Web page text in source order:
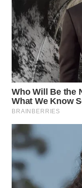
WN
TANGERANG
WN
BINJAI
WN
CIREBON
WN
INDRAMAYU
WN
KUNINGAN